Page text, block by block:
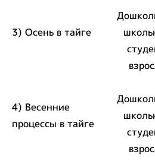
3) Осень в тайге
4) Весенние
процессы в тайге